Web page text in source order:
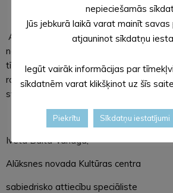
Aicinām ikvienu dalīties ar saviem
noformējumiem un brīnumainajiem
tīklos, izmantojot tēmturi
radīsim vēl vairāk mīlestības, prieka un
svētkos.
Iveta Baltā-Vanaga,
Alūksnes novada Kultūras centra
sabiedrisko attiecību speciāliste
nepieciešamās
Jūs jebkurā laikā varat mainīt
atjauninot sīkdatņu
Iegūt vairāk informācijas par
sīkdatnēm varat klikšķinot uz šīs
Piekrītu Sīkdatņu iestatījumi